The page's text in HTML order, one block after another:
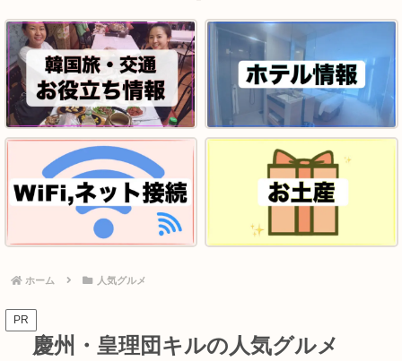
ホーム 人気グルメ
PR
慶州・皇理団キルの人気グルメ